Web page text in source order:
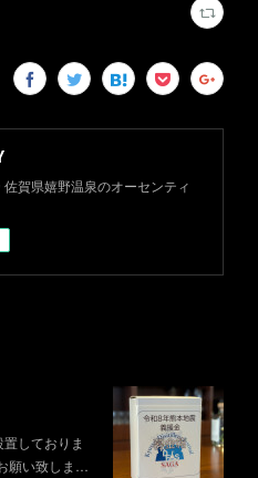
賀県嬉野温泉のオーセンティ
しておりま
願い致しま…